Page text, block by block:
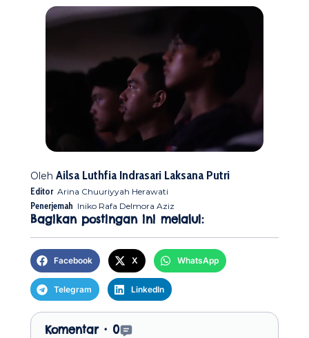
Oleh Ailsa Luthfia Indrasari Laksana Putri
Editor Arina Chuuriyyah Herawati
Penerjemah Iniko Rafa Delmora Aziz
Bagikan postingan ini melalui:
Facebook X WhatsApp
Telegram LinkedIn
Komentar • 0
Open Comments